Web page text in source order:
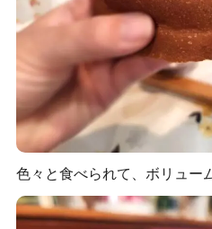
色々と食べられて、ボリュー